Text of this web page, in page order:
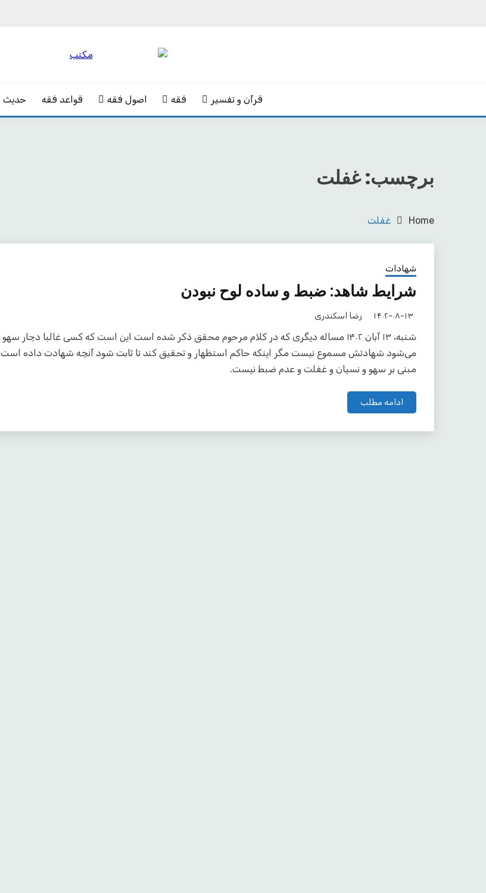
قرآن و تفسیر فقه اصول فقه قواعد فقه حدیث
برچسب:غفلت
Home غفلت
شهادات
شرایط شاهد: ضبط و ساده لوح نبودن
۱۴۰۲-۰۸-۱۳ رضا اسکندری
شنبه، ۱۳ آبان ۱۴۰۲ مساله دیگری که در کلام مرحوم محقق ذکر شده است این است که کسی غالبا دچار سهو
می‌شود شهادتش مسموع نیست مگر اینکه حاکم استظهار و تحقیق کند تا ثابت شود آنچه شهادت داده است
مبنی بر سهو و نسیان و غفلت و عدم ضبط نیست.
ادامه مطلب